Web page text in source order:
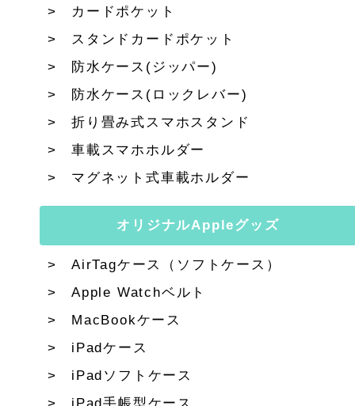
カードポケット
スタンドカードポケット
防水ケース(ジッパー)
防水ケース(ロックレバー)
折り畳み式スマホスタンド
車載スマホホルダー
マグネット式車載ホルダー
オリジナルAppleグッズ
AirTagケース（ソフトケース）
Apple Watchベルト
MacBookケース
iPadケース
iPadソフトケース